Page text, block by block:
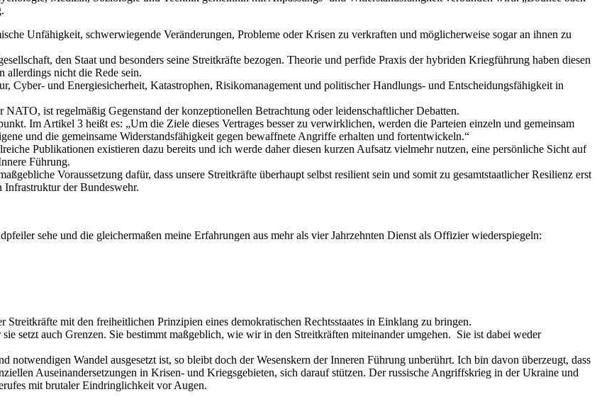
Unfähigkeit, schwerwiegende Veränderungen, Probleme oder Krisen zu verkraften und möglicherweise sogar an ihnen zu
den Staat und besonders seine Streitkräfte bezogen. Theorie und perfide Praxis der hybriden Kriegführung haben diesen
allerdings nicht die Rede sein.
Cyber- und Energiesicherheit, Katastrophen, Risikomanagement und politischer Handlungs- und Entscheidungsfähigkeit in
ist regelmäßig Gegenstand der konzeptionellen Betrachtung oder leidenschaftlicher Debatten.
Im Artikel 3 heißt es: „Um die Ziele dieses Vertrages besser zu verwirklichen, werden die Parteien einzeln und gemeinsam
und die gemeinsame Widerstandsfähigkeit gegen bewaffnete Angriffe erhalten und fortentwickeln.“
Publikationen existieren dazu bereits und ich werde daher diesen kurzen Aufsatz vielmehr nutzen, eine persönliche Sicht auf
Führung.
Voraussetzung dafür, dass unsere Streitkräfte überhaupt selbst resilient sein und somit zu gesamtstaatlicher Resilienz erst
Infrastruktur der Bundeswehr.
sehe und die gleichermaßen meine Erfahrungen aus mehr als vier Jahrzehnten Dienst als Offizier wiederspiegeln:
mit den freiheitlichen Prinzipien eines demokratischen Rechtsstaates in Einklang zu bringen.
setzt auch Grenzen. Sie bestimmt maßgeblich, wie wir in den Streitkräften miteinander umgehen. Sie ist dabei weder
Wandel ausgesetzt ist, so bleibt doch der Wesenskern der Inneren Führung unberührt. Ich bin davon überzeugt, dass
Auseinandersetzungen in Krisen- und Kriegsgebieten, sich darauf stützen. Der russische Angriffskrieg in der Ukraine und
mit brutaler Eindringlichkeit vor Augen.